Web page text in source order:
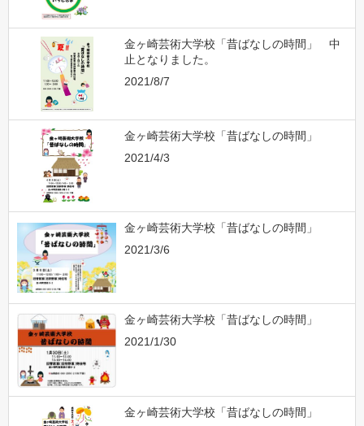
金ヶ崎芸術大学校「昔ばなしの時間」 中
止となりました。
2021/8/7
金ヶ崎芸術大学校「昔ばなしの時間」
2021/4/3
金ヶ崎芸術大学校「昔ばなしの時間」
2021/3/6
金ヶ崎芸術大学校「昔ばなしの時間」
2021/1/30
金ヶ崎芸術大学校「昔ばなしの時間」